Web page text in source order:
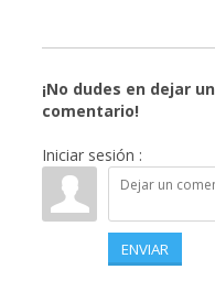
¡No dudes en dejar un
comentario!
Iniciar sesión :
ENVIAR